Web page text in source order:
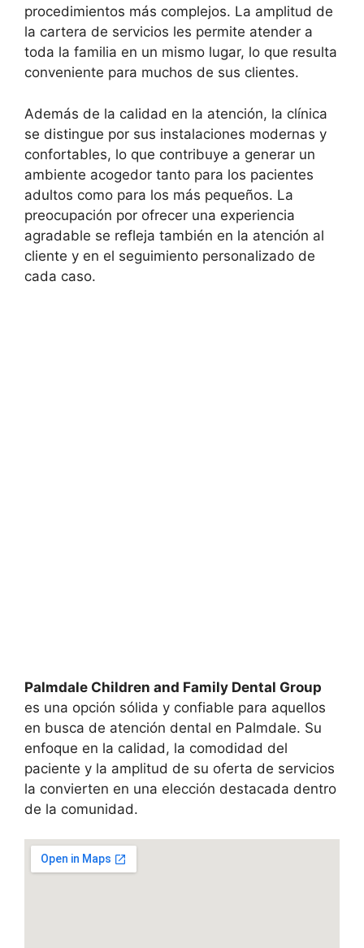
procedimientos más complejos. La amplitud de
la cartera de servicios les permite atender a
toda la familia en un mismo lugar, lo que resulta
conveniente para muchos de sus clientes.
Además de la calidad en la atención, la clínica
se distingue por sus instalaciones modernas y
confortables, lo que contribuye a generar un
ambiente acogedor tanto para los pacientes
adultos como para los más pequeños. La
preocupación por ofrecer una experiencia
agradable se refleja también en la atención al
cliente y en el seguimiento personalizado de
cada caso.
Palmdale Children and Family Dental Group
es una opción sólida y confiable para aquellos
en busca de atención dental en Palmdale. Su
enfoque en la calidad, la comodidad del
paciente y la amplitud de su oferta de servicios
la convierten en una elección destacada dentro
de la comunidad.